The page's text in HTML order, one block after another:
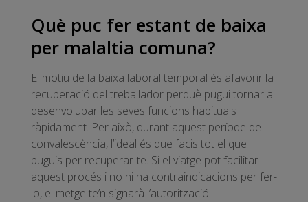
Què puc fer estant de baixa
per malaltia comuna?
El motiu de la baixa laboral temporal és afavorir la
recuperació del treballador perquè pugui tornar a
desenvolupar les seves funcions habituals
ràpidament. Per això, durant aquest període de
convalescència, l’ideal és que facis tot el que
puguis per recuperar-te. Si el viatge pot facilitar
aquest procés i no hi ha contraindicacions per fer-
lo, el metge te’n signarà l’autorització.